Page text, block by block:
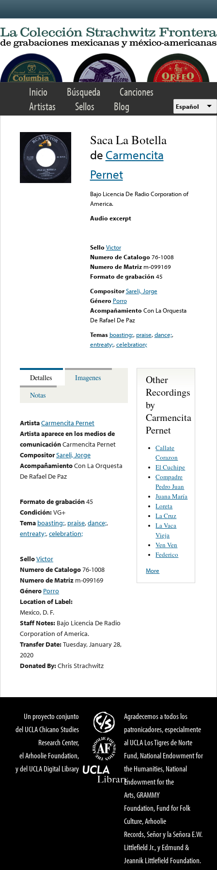
Inicio Búsqueda
Canciones
Artistas
Sellos Blog Español
Saca La Botella
de Carmencita
Pernet
Bajo Licencia De Radio Corporation of
America.
Audio excerpt
Sello Victor
Numero de Catalogo 76-1008
Numero de Matriz m-099169
Formato de grabación 45
Compositor Sareli, Jorge
Género Porro
Acompañamiento Con La Orquesta
De Rafael De Paz
Temas boasting;, praise,dance;,
entreaty;,celebration;
Detalles
Imagenes
Notas
ArtistaCarmencita Pernet
Artista aparece en los medios de
comunicaciónCarmencita Pernet
CompositorSareli, Jorge
AcompañamientoCon La Orquesta
De Rafael De Paz
Formato de grabación45
Condición:VG+
Tema boasting;, praise,dance;,
entreaty;,celebration;
SelloVictor
Numero de Catalogo76-1008
Numero de Matriz m-099169
Género Porro
Location of Label:
Mexico, D. F.
Staff Notes: Bajo Licencia De Radio
Corporation of America.
Transfer Date:Tuesday, January 28,
2020
Donated By:Chris Strachwitz
Other
Recordings
by
Carmencita
Pernet
Callate
Corazon
El Cuchipe
Compadre
Pedro Juan
Juana María
Loreta
La Cruz
La Vaca
Vieja
Ven Ven
Federico
More
Un proyecto conjunto
del UCLA Chicano Studies
Research Center,
el Arhoolie Foundation,
y del UCLA Digital Library
Agradecemos a todos los
patronicadores, especialmente
al UCLA Los Tigres de Norte
Fund, National Endowment for
the Humanities, National
Endowment for the
Arts, GRAMMY
Foundation, Fund for Folk
Culture, Arhoolie
Records, Señor y la Señora E.W.
Littlefield Jr., y Edmund &
Jeannik Littlefield Foundation.